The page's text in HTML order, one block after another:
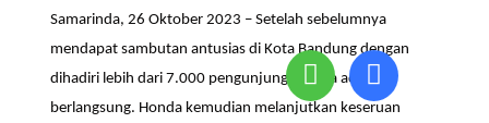
Samarinda, 26 Oktober 2023 – Setelah sebelumnya
mendapat sambutan antusias di Kota Bandung dengan
dihadiri lebih dari 7.000 pengunjung selama acara
berlangsung. Honda kemudian melanjutkan keseruan